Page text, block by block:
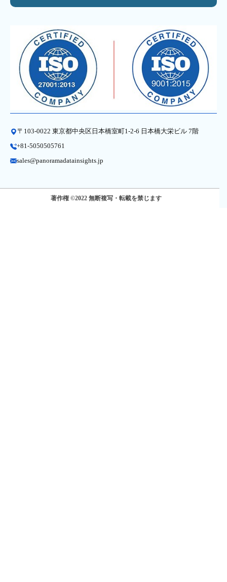
〒103-0022 東京都中央区日本橋室町1-2-6 日本橋大栄ビル 7階
+81-5050505761
sales@panoramadatainsights.jp
著作権 ©2022 無断複写・転載を禁じます